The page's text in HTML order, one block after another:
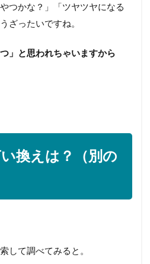
つかな？」「ツヤツヤになる
ざったいですね。
」と思われちゃいますから
い換えは？（別の
して調べてみると。